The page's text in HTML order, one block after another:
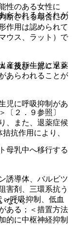
性のある女性に
断される場合にの
作用は認められて
ウス、ラット）で
産後新生児に退薬
あらわれることが
児に呼吸抑制があ
母乳中へ移行する
ない。
らわれるおそれが
４及び一部ＣＹＰ
。
〔２．９参照〕
、また、退薬症候
抗作用により、
誘導体、バルビツ
害剤、三環系抗う
呼吸抑制、低血
ある；＜措置方法
的に中枢神経抑制